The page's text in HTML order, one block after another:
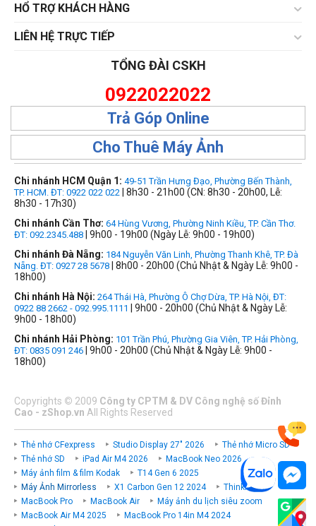
HỔ TRỢ KHÁCH HÀNG
LIÊN HỆ TRỰC TIẾP
TỔNG ĐÀI CSKH
0922022022
Trả Góp Online
Cho Thuê Máy Ảnh
Chi nhánh HCM Quận 1: 49-51 Trần Hưng Đạo, Phường Bến Thành,
TP. HCM. ĐT: 0922 022 022 | 8h30 - 21h00 (CN: 8h30 - 20h00, Lễ:
8h30 - 17h30)
Chi nhánh Cần Thơ: 64 Hùng Vương, Phường Ninh Kiều, TP. Cần Thơ.
ĐT: 092.2345.488 | 9h00 - 19h00 (Ngày Lễ: 9h00 - 19h00)
Chi nhánh Đà Nẵng: 184 Nguyễn Văn Linh, Phường Thanh Khê, TP. Đà
Nẵng. ĐT: 0927 28 5678 | 8h00 - 20h00 (Chủ Nhật & Ngày Lễ: 9h00 -
18h00)
Chi nhánh Hà Nội: 264 Thái Hà, Phường Ô Chợ Dừa, TP. Hà Nội, ĐT:
0922 88 2662 - 092.995.1111
| 9h00 - 20h00 (Chủ Nhật & Ngày Lễ:
9h00 - 18h00)
Chi nhánh Hải Phòng: 101 Trần Phú, Phường Gia Viên, TP. Hải Phòng,
ĐT: 0835 091 246 | 9h00 - 20h00 (Chủ Nhật & Ngày Lễ: 9h00 -
18h00)
Copyrights © 2009 Công ty CPTM & DV Công nghệ số Đỉnh
Cao - zShop.vn All Rights Reserved
Thẻ nhớ CFexpress Studio Display 27" 2026
Thẻ nhớ Micro SD
Thẻ nhớ SD
iPad Air M4 2026
MacBook Neo 2026
Máy ảnh film & film Kodak
T14 Gen 6 2025
Máy Ảnh Mirrorless
X1 Carbon Gen 12 2024
ThinkPad P
MacBook Pro
MacBook Air
Máy ảnh du lịch siêu zoom
MacBook Air M4 2025
MacBook Pro 14in M4 2024